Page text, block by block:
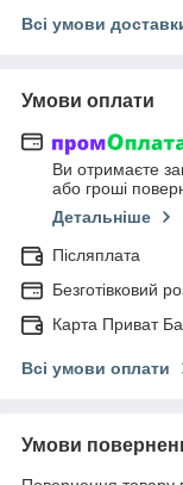
Всі умови
Умови оплати
Ви отримаєте
або гроші
Детальніше
Післяплата
Безготівковий
Карта Приват
Всі умови оплати
Умови